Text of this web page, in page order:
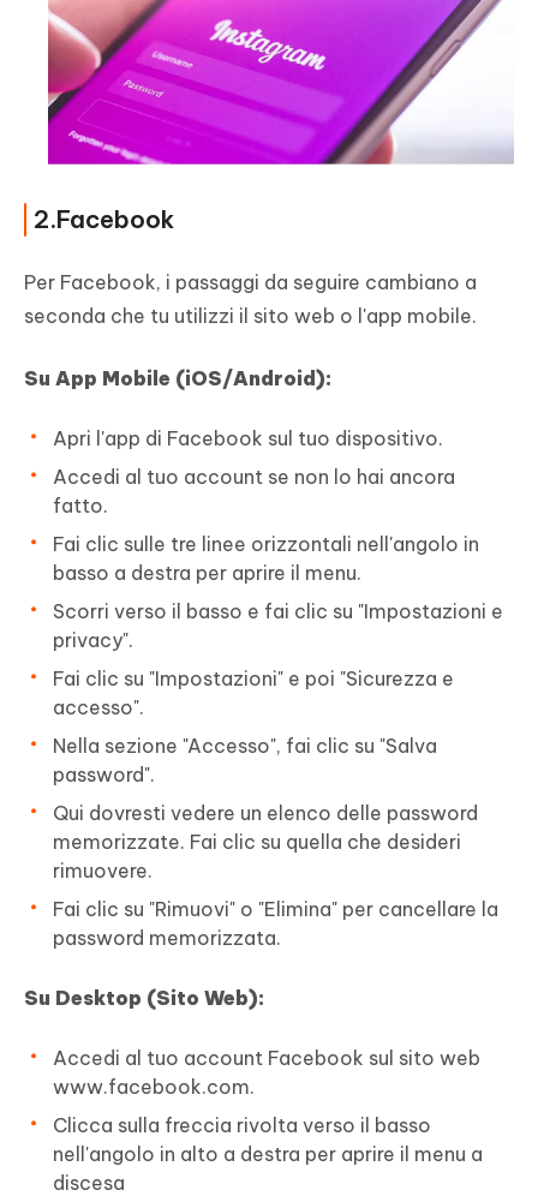
2.Facebook
Per Facebook, i passaggi da seguire cambiano a
seconda che tu utilizzi il sito web o l'app mobile.
Su App Mobile (iOS/Android):
Apri l'app di Facebook sul tuo dispositivo.
Accedi al tuo account se non lo hai ancora
fatto.
Fai clic sulle tre linee orizzontali nell'angolo in
basso a destra per aprire il menu.
Scorri verso il basso e fai clic su "Impostazioni e
privacy".
Fai clic su "Impostazioni" e poi "Sicurezza e
accesso".
Nella sezione "Accesso", fai clic su "Salva
password".
Qui dovresti vedere un elenco delle password
memorizzate. Fai clic su quella che desideri
rimuovere.
Fai clic su "Rimuovi" o "Elimina" per cancellare la
password memorizzata.
Su Desktop (Sito Web):
Accedi al tuo account Facebook sul sito web
www.facebook.com.
Clicca sulla freccia rivolta verso il basso
nell'angolo in alto a destra per aprire il menu a
discesa